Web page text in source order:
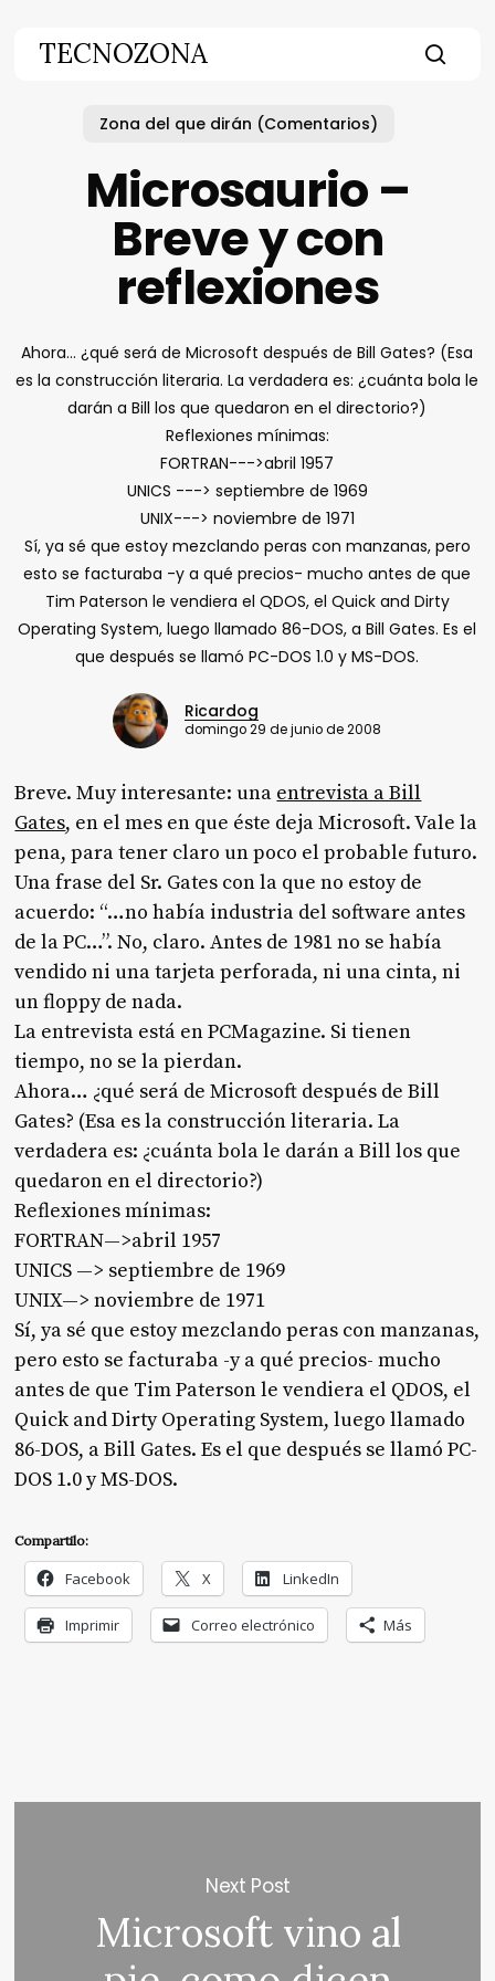
TECNOZONA
Zona del que dirán (Comentarios)
Microsaurio –
Breve y con
reflexiones
Ahora… ¿qué será de Microsoft después de Bill Gates? (Esa
es la construcción literaria. La verdadera es: ¿cuánta bola le
darán a Bill los que quedaron en el directorio?)
Reflexiones mínimas:
FORTRAN--->abril 1957
UNICS ---> septiembre de 1969
UNIX---> noviembre de 1971
Sí, ya sé que estoy mezclando peras con manzanas, pero
esto se facturaba -y a qué precios- mucho antes de que
Tim Paterson le vendiera el QDOS, el Quick and Dirty
Operating System, luego llamado 86-DOS, a Bill Gates. Es el
que después se llamó PC-DOS 1.0 y MS-DOS.
Ricardog
domingo 29 de junio de 2008
Breve. Muy interesante: una entrevista a Bill
Gates, en el mes en que éste deja Microsoft. Vale la
pena, para tener claro un poco el probable futuro.
Una frase del Sr. Gates con la que no estoy de
acuerdo: “…no había industria del software antes
de la PC…”. No, claro. Antes de 1981 no se había
vendido ni una tarjeta perforada, ni una cinta, ni
un floppy de nada.
La entrevista está en PCMagazine. Si tienen
tiempo, no se la pierdan.
Ahora… ¿qué será de Microsoft después de Bill
Gates? (Esa es la construcción literaria. La
verdadera es: ¿cuánta bola le darán a Bill los que
quedaron en el directorio?)
Reflexiones mínimas:
FORTRAN—>abril 1957
UNICS —> septiembre de 1969
UNIX—> noviembre de 1971
Sí, ya sé que estoy mezclando peras con manzanas,
pero esto se facturaba -y a qué precios- mucho
antes de que Tim Paterson le vendiera el QDOS, el
Quick and Dirty Operating System, luego llamado
86-DOS, a Bill Gates. Es el que después se llamó PC-
DOS 1.0 y MS-DOS.
Compartilo:
Facebook X LinkedIn
Imprimir Correo electrónico Más
Next Post
Microsoft vino al